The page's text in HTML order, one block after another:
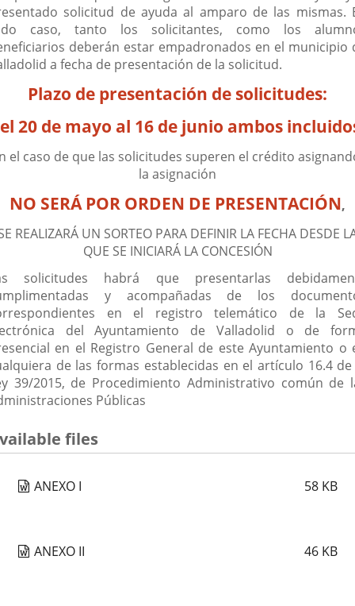
solicitud de ayuda al amparo de las mismas.
caso, tanto los solicitantes, como los
deberán estar empadronados en el municipio
a fecha de presentación de la solicitud.
Plazo de presentación de solicitudes:
20 de mayo al 16 de junio ambos
el caso de que las solicitudes superen el crédito
la asignación
NO SERÁ POR ORDEN DE PRESENTACIÓN,
REALIZARÁ UN SORTEO PARA DEFINIR LA FECHA DESDE
QUE SE INICIARÁ LA CONCESIÓN
solicitudes habrá que presentarlas
y acompañadas de los
en el registro telemático de la
del Ayuntamiento de Valladolid o de
en el Registro General de este Ayuntamiento o
de las formas establecidas en el artículo 16.4
39/2015, de Procedimiento Administrativo común de
Públicas
files
ANEXO I 58 KB
ANEXO II 46 KB